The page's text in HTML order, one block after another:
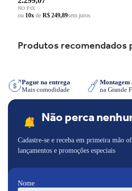
adequada em qualquer prateleira.
NO PIX
ou 10x de R$ 249,89sem juros
Produtos recomendados
Pague na entrega
Mais comodidade
na
Não perca
Cadastre-se e receba em primeira mão
lançamentos e promoções especiais
Nome